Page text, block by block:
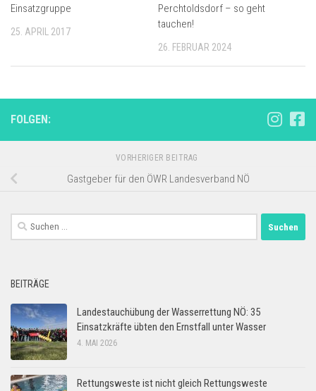
Einsatzgruppe
25. APRIL 2017
Perchtoldsdorf – so geht
tauchen!
26. FEBRUAR 2024
FOLGEN:
VORHERIGER BEITRAG
Gastgeber für den ÖWR Landesverband NÖ
Suchen
nach:
BEITRÄGE
Landestauchübung der Wasserrettung NÖ: 35
Einsatzkräfte übten den Ernstfall unter Wasser
4. MAI 2026
Rettungsweste ist nicht gleich Rettungsweste